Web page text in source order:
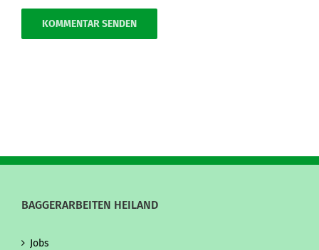
BAGGERARBEITEN HEILAND
Jobs